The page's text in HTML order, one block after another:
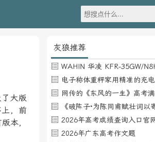
大版
，前
本，
灰狼推荐
《破阵子·为陈同甫赋壮词以
2026年高考成绩查询入口官
2026年广东高考作文题